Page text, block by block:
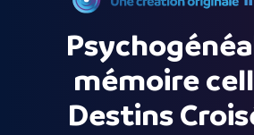
mémoire
Destins